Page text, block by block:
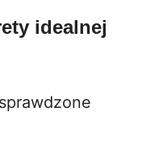
idealnej